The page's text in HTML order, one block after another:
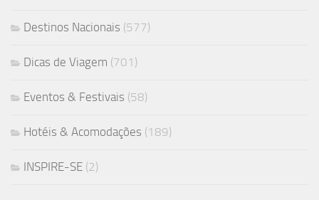
Destinos Nacionais (577)
Dicas de Viagem (701)
Eventos & Festivais (58)
Hotéis & Acomodações (189)
INSPIRE-SE (2)